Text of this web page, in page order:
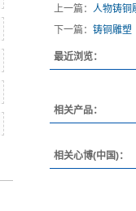
上一篇： 人物铸铜
下一篇： 铸铜雕塑
最近浏览：
相关产品：
相关心博(中国)：